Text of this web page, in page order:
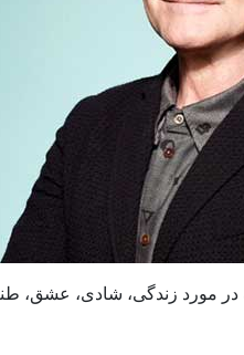
در مورد زندگی، شادی، عشق،